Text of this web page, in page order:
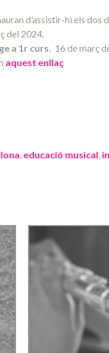
d’assistir-hi els dos
del 2024.
a 1r curs. 16 de març
aquest enllaç
, educació musical,